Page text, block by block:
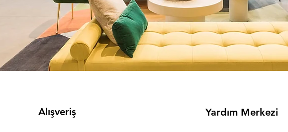
Alışveriş Yardım Merkezi